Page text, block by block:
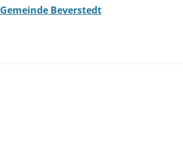
Gemeinde Beverstedt